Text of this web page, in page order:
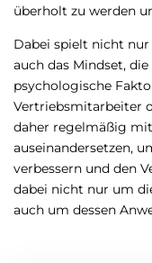
überholt zu werden
Dabei spielt nicht
auch das Mindset,
psychologische
Vertriebsmitarbeiter
daher regelmäßig
auseinandersetzen,
verbessern und den
dabei nicht nur um
auch um dessen